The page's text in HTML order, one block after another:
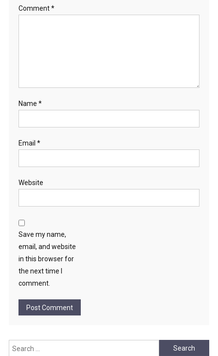
Comment*
Name *
Email *
Website
Save my name,
email, and website
in this browser for
the next time I
comment.
Search